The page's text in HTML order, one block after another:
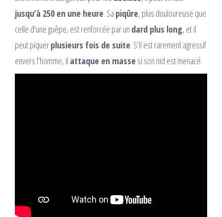
jusqu’à 250 en une heure. Sa piqûre, plus douloureuse que
celle d’une guêpe, est renforcée par un dard plus long, et il
peut piquerplusieurs fois de suite. S’il est rarement agressif
envers l’homme, il attaque en masse si son nid est menacé.